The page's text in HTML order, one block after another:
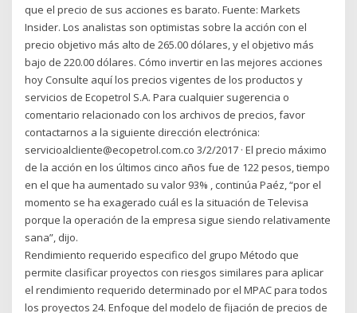
que el precio de sus acciones es barato. Fuente: Markets
Insider. Los analistas son optimistas sobre la acción con el
precio objetivo más alto de 265.00 dólares, y el objetivo más
bajo de 220.00 dólares. Cómo invertir en las mejores acciones
hoy Consulte aquí los precios vigentes de los productos y
servicios de Ecopetrol S.A. Para cualquier sugerencia o
comentario relacionado con los archivos de precios, favor
contactarnos a la siguiente dirección electrónica:
servicioalcliente@ecopetrol.com.co 3/2/2017 · El precio máximo
de la acción en los últimos cinco años fue de 122 pesos, tiempo
en el que ha aumentado su valor 93% , continúa Paéz, “por el
momento se ha exagerado cuál es la situación de Televisa
porque la operación de la empresa sigue siendo relativamente
sana”, dijo.
Rendimiento requerido especifico del grupo Método que
permite clasificar proyectos con riesgos similares para aplicar
el rendimiento requerido determinado por el MPAC para todos
los proyectos 24. Enfoque del modelo de fijación de precios de